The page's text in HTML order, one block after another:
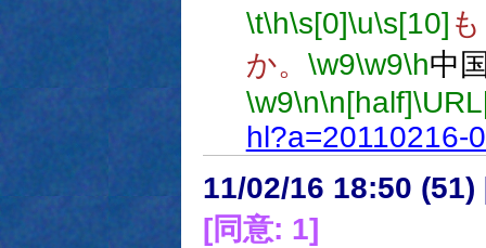
\t\h\s[0]\u\s[10]
か。 \w9\w9\h中
\w9\n\n[half]
hl?a=20110216-
11/02/16 18:50 (51)
[同意: 1]